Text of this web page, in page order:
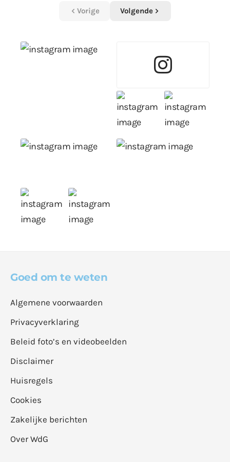
Vorige Volgende
Goed om te weten
Algemene voorwaarden
Privacyverklaring
Beleid foto’s en videobeelden
Disclaimer
Huisregels
Cookies
Zakelijke berichten
Over WdG